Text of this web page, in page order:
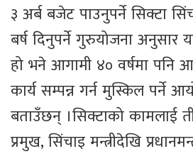
३ अर्ब बजेट पाउनुपर्ने सिक्टा
बर्ष दिनुपर्ने गुरुयोजना अनुसार
हो भने आगामी ४० वर्षमा पनि
कार्य सम्पन्न गर्न मुस्किल पर्ने
बताउँछन् ।सिक्टाको कामलाई
प्रमुख, सिंचाइ मन्त्रीदेखि